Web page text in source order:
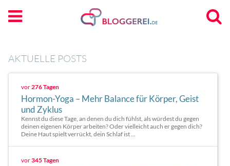
AKTUELLE POSTS
vor276 Tagen
Hormon-Yoga – Mehr Balance für Körper, Geist
und Zyklus
Kennst du diese Tage, an denen du dich fühlst, als würdest du gegen
deinen eigenen Körper arbeiten? Oder vielleicht auch er gegen dich?
Deine Haut spielt verrückt, dein Schlaf ist ...
vor345 Tagen